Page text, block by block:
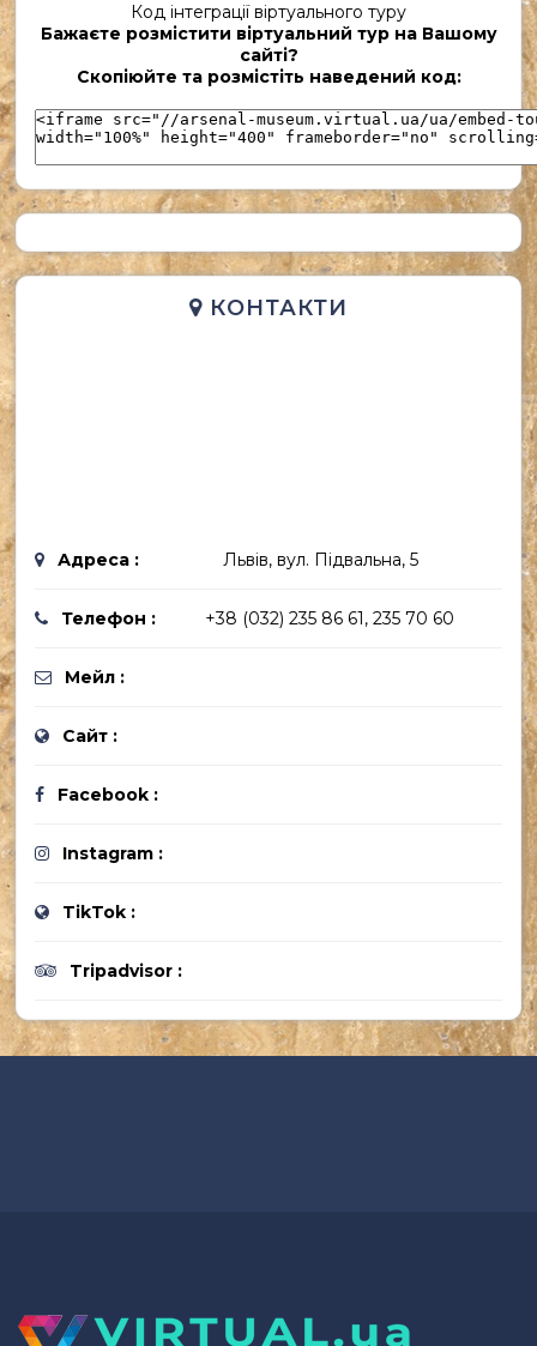
Код інтеграції віртуального туру
Бажаєте розмістити віртуальний тур на Вашому
сайті?
Скопіюйте та розмістіть наведений код:
КОНТАКТИ
Адреса : Львів, вул. Підвальна, 5
Телефон : +38 (032) 235 86 61, 235 70 60
Мейл :
Сайт :
Facebook :
Instagram :
TikTok :
Tripadvisor :